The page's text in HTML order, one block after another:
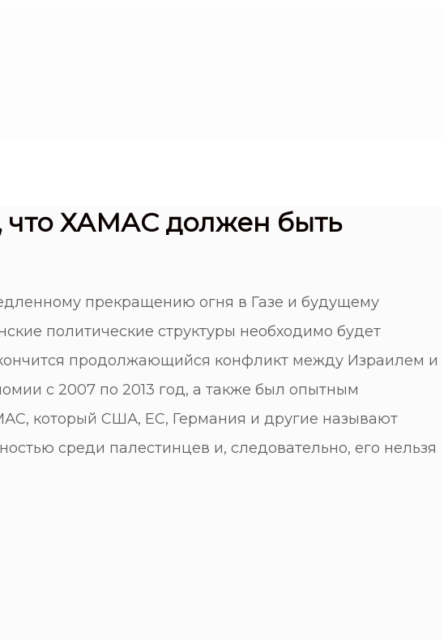
ХАМАС должен быть
прекращению огня в Газе и будущему
политические структуры необходимо будет
продолжающийся конфликт между Израилем и
с 2007 по 2013 год, а также был опытным
который США, ЕС, Германия и другие называют
среди палестинцев и, следовательно, его нельзя